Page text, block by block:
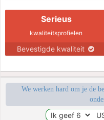
Serieus
kwaliteitsprofielen
Bevestigde kwaliteit
We werken hard om je de